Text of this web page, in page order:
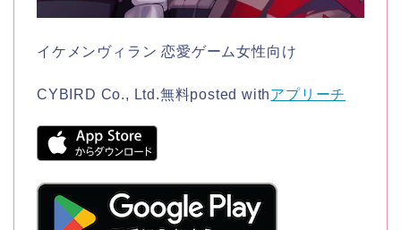
イケメンヴィラン 恋愛ゲーム女性向け
CYBIRD Co., Ltd.無料posted withアプリーチ